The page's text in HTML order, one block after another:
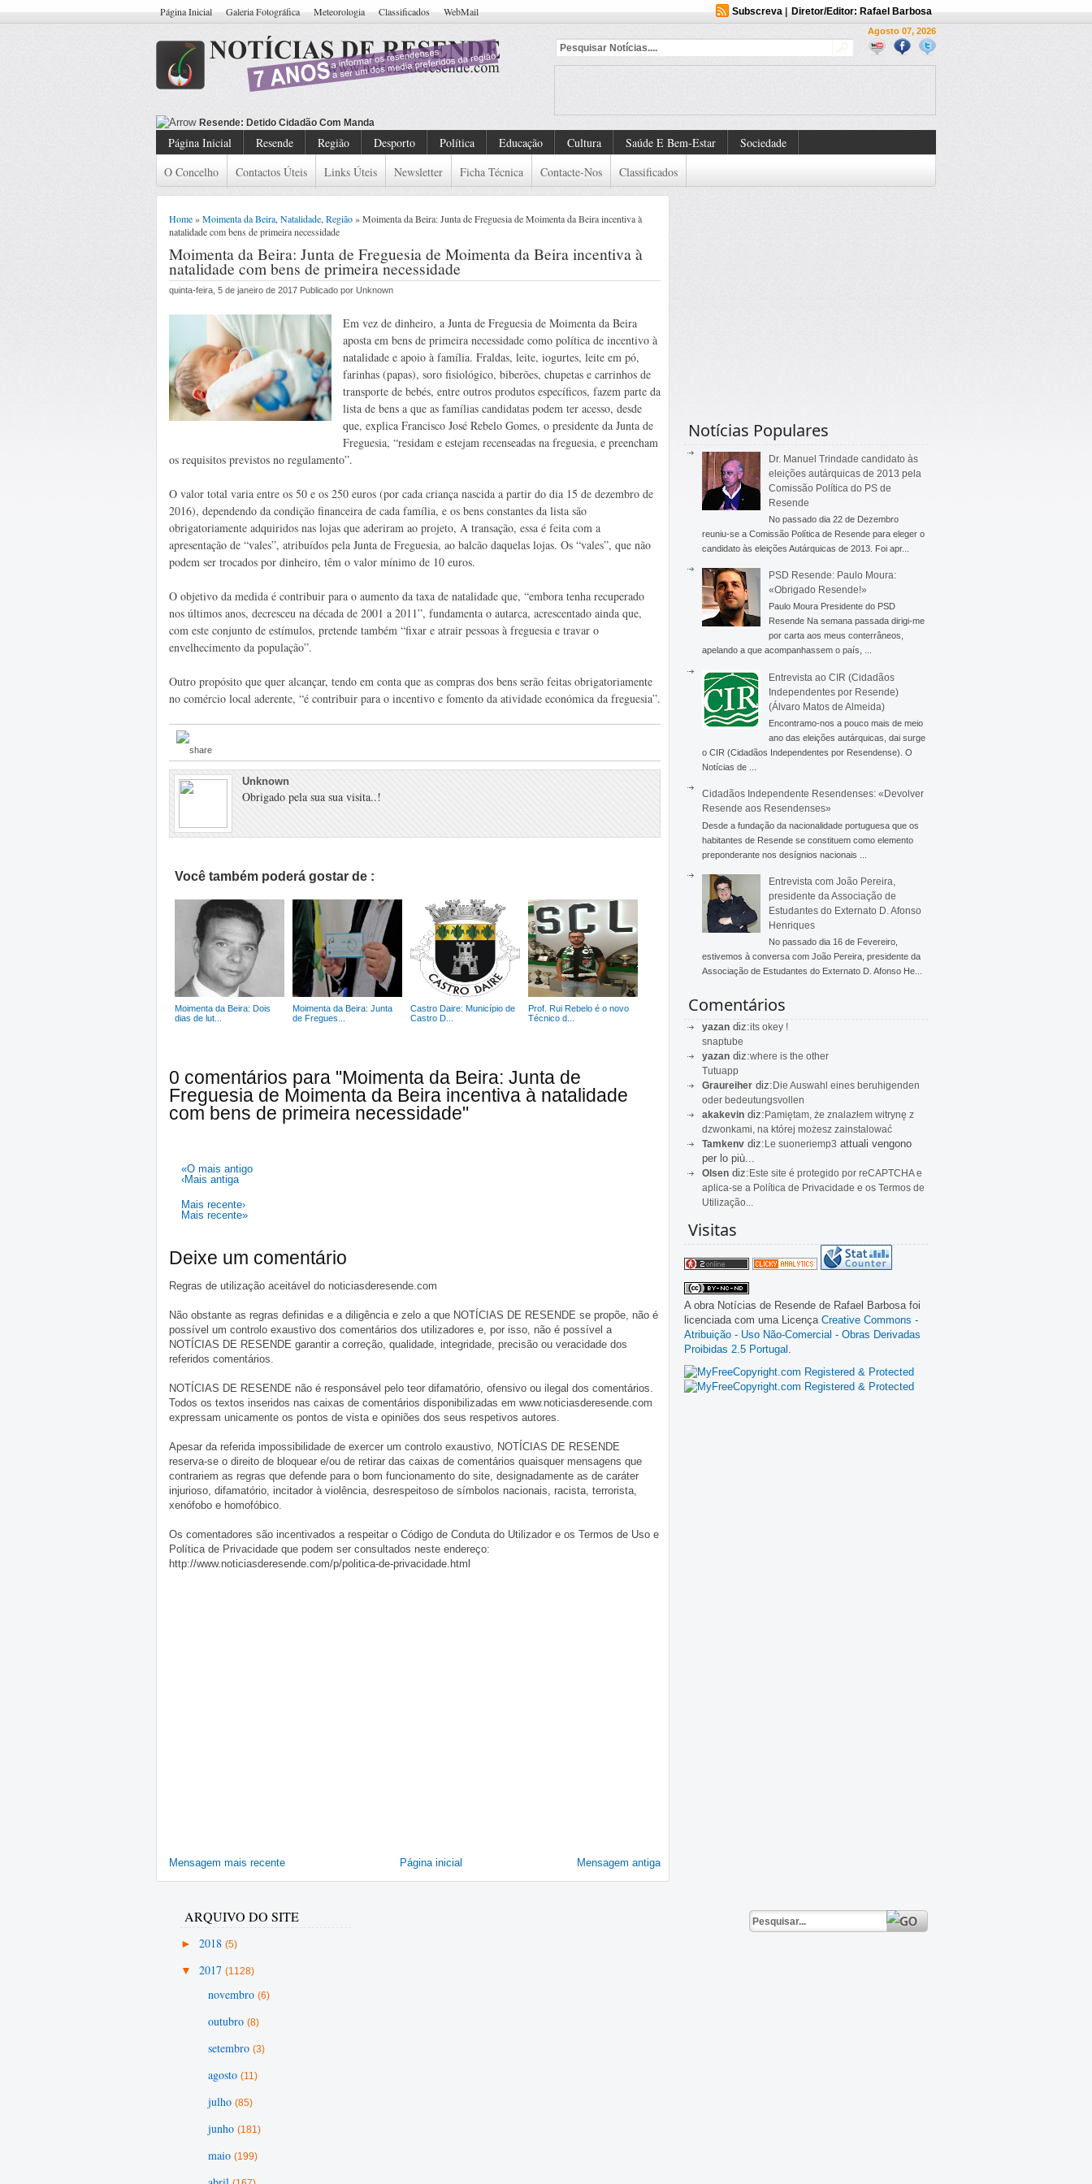
Página Inicial Galeria Fotográfica Meteorologia Classificados WebMail Subscreva| Diretor/Editor: Rafael Barbosa
Agosto 07, 2026
Resende: Detido Cidadão Com Mandado De Detenção Europeu
Página Inicial Resende Região Desporto Política Educação Cultura Saúde E Bem-Estar
Sociedade
O Concelho
Contactos Úteis Links Úteis Newsletter Ficha Técnica Contacte-Nos Classificados
Home»Moimenta da Beira Natalidade Região» Moimenta da Beira: Junta de Freguesia de Moimenta da Beira incentiva à
natalidade com bens de primeira necessidade
Moimenta da Beira: Junta de Freguesia de Moimenta da Beira incentiva à
natalidade com bens de primeira necessidade
quinta-feira, 5 de janeiro de 2017 Publicado por Unknown
Em vez de dinheiro, a Junta de Freguesia de Moimenta da Beira
aposta em bens de primeira necessidade como política de incentivo à
natalidade e apoio à família. Fraldas, leite, iogurtes, leite em pó,
farinhas (papas), soro fisiológico, biberões, chupetas e carrinhos de
transporte de bebés, entre outros produtos específicos, fazem parte da
lista de bens a que as famílias candidatas podem ter acesso, desde
que, explica Francisco José Rebelo Gomes, o presidente da Junta de
Freguesia, “residam e estejam recenseadas na freguesia, e preencham
os requisitos previstos no regulamento”.
O valor total varia entre os 50 e os 250 euros (por cada criança nascida a partir do dia 15 de dezembro de
2016), dependendo da condição financeira de cada família, e os bens constantes da lista são
obrigatoriamente adquiridos nas lojas que aderiram ao projeto, A transação, essa é feita com a
apresentação de “vales”, atribuídos pela Junta de Freguesia, ao balcão daquelas lojas. Os “vales”, que não
podem ser trocados por dinheiro, têm o valor mínimo de 10 euros.
O objetivo da medida é contribuir para o aumento da taxa de natalidade que, “embora tenha recuperado
nos últimos anos, decresceu na década de 2001 a 2011”, fundamenta o autarca, acrescentado ainda que,
com este conjunto de estímulos, pretende também “fixar e atrair pessoas à freguesia e travar o
envelhecimento da população”.
Outro propósito que quer alcançar, tendo em conta que as compras dos bens serão feitas obrigatoriamente
no comércio local aderente, “é contribuir para o incentivo e fomento da atividade económica da freguesia”.
Unknown
Obrigado pela sua sua visita..!
Você também poderá gostar de :
Moimenta da Beira: Dois
dias de lut...
Moimenta da Beira: Junta
de Fregues...
Castro Daire: Município de
Castro D...
Prof. Rui Rebelo é o novo
Técnico d...
0 comentários para "Moimenta da Beira: Junta de
Freguesia de Moimenta da Beira incentiva à natalidade
com bens de primeira necessidade"
«O mais antigo
‹Mais antiga
Mais recente›
Mais recente»
Deixe um comentário
Regras de utilização aceitável do noticiasderesende.com
Não obstante as regras definidas e a diligência e zelo a que NOTÍCIAS DE RESENDE se propõe, não é
possível um controlo exaustivo dos comentários dos utilizadores e, por isso, não é possível a
NOTÍCIAS DE RESENDE garantir a correção, qualidade, integridade, precisão ou veracidade dos
referidos comentários.
NOTÍCIAS DE RESENDE não é responsável pelo teor difamatório, ofensivo ou ilegal dos comentários.
Todos os textos inseridos nas caixas de comentários disponibilizadas em www.noticiasderesende.com
expressam unicamente os pontos de vista e opiniões dos seus respetivos autores.
Apesar da referida impossibilidade de exercer um controlo exaustivo, NOTÍCIAS DE RESENDE
reserva-se o direito de bloquear e/ou de retirar das caixas de comentários quaisquer mensagens que
contrariem as regras que defende para o bom funcionamento do site, designadamente as de caráter
injurioso, difamatório, incitador à violência, desrespeitoso de símbolos nacionais, racista, terrorista,
xenófobo e homofóbico.
Os comentadores são incentivados a respeitar o Código de Conduta do Utilizador e os Termos de Uso e
Política de Privacidade que podem ser consultados neste endereço:
http://www.noticiasderesende.com/p/politica-de-privacidade.html
Mensagem mais recente Mensagem antiga
Página inicial
Notícias Populares
Dr. Manuel Trindade candidato às
eleições autárquicas de 2013 pela
Comissão Política do PS de
Resende
No passado dia 22 de Dezembro
reuniu-se a Comissão Política de Resende para eleger o
candidato às eleições Autárquicas de 2013. Foi apr...
PSD Resende: Paulo Moura:
«Obrigado Resende!»
Paulo Moura Presidente do PSD
Resende Na semana passada dirigi-me
por carta aos meus conterrâneos,
apelando a que acompanhassem o país, ...
Entrevista ao CIR (Cidadãos
Independentes por Resende)
(Álvaro Matos de Almeida)
Encontramo-nos a pouco mais de meio
ano das eleições autárquicas, dai surge
o CIR (Cidadãos Independentes por Resendense). O
Notícias de ...
Cidadãos Independente Resendenses: «Devolver
Resende aos Resendenses»
Desde a fundação da nacionalidade portuguesa que os
habitantes de Resende se constituem como elemento
preponderante nos desígnios nacionais ...
Entrevista com João Pereira,
presidente da Associação de
Estudantes do Externato D. Afonso
Henriques
No passado dia 16 de Fevereiro,
estivemos à conversa com João Pereira, presidente da
Associação de Estudantes do Externato D. Afonso He...
Comentários
yazan diz:its okey !
snaptube
yazan diz:where is the other
Tutuapp
Graureiher diz:Die Auswahl eines beruhigenden
oder bedeutungsvollen
akakevin diz:Pamiętam, że znalazłem witrynę z
dzwonkami, na której możesz zainstalować
Tamkenv diz:Le suoneriemp3 attuali vengono
per lo più...
Olsen diz:Este site é protegido por reCAPTCHA e
aplica-se a Política de Privacidade e os Termos de
Utilização...
Visitas
A obra Notícias de Resende de Rafael Barbosa foi
licenciada com uma Licença Creative Commons -
Atribuição - Uso Não-Comercial - Obras Derivadas
Proibidas 2.5 Portugal
ARQUIVO DO SITE
► 2018 (5)
▼ 2017 (1128)
novembro (6)
outubro (8)
setembro (3)
agosto (11)
julho (85)
junho (181)
maio (199)